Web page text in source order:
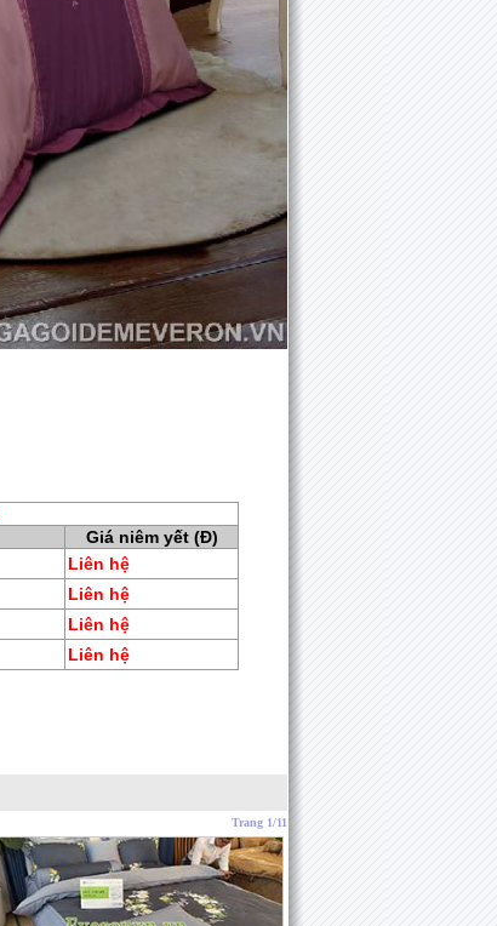
Giá niêm yết (Đ)
Liên hệ
Liên hệ
Liên hệ
Liên hệ
Trang 1/11